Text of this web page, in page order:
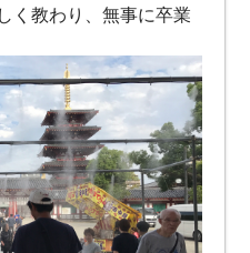
く教わり、無事に卒業